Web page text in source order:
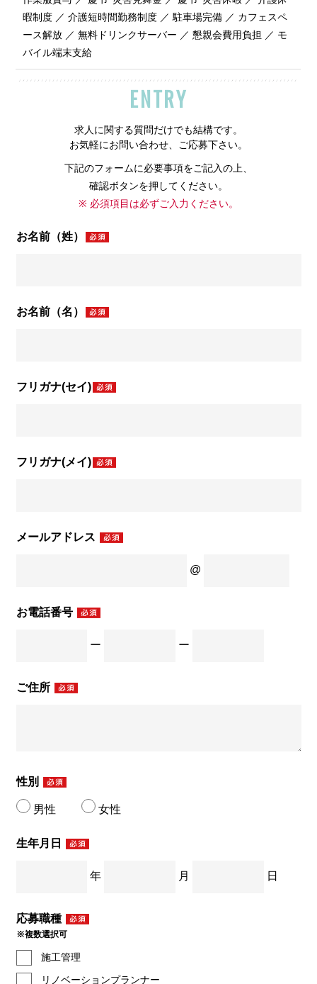
暇制度 ／ 介護短時間勤務制度 ／ 駐車場完備 ／ カフェスペ
ース解放 ／ 無料ドリンクサーバー ／ 懇親会費用負担 ／ モ
バイル端末支給
ENTRY
求人に関する質問だけでも結構です。
お気軽にお問い合わせ、ご応募下さい。
下記のフォームに必要事項をご記入の上、
確認ボタンを押してください。
※ 必須項目は必ずご入力ください。
お名前（姓）
お名前（名）
フリガナ(セイ)
フリガナ(メイ)
メールアドレス
@
お電話番号
ー ー
ご住所
性別
男性 女性
生年月日
年 月 日
応募職種
※複数選択可
施工管理
リノベーションプランナー